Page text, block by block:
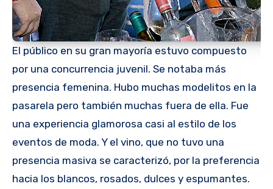
El público en su gran mayoría estuvo compuesto
por una concurrencia juvenil. Se notaba más
presencia femenina. Hubo muchas modelitos en la
pasarela pero también muchas fuera de ella. Fue
una experiencia glamorosa casi al estilo de los
eventos de moda. Y el vino, que no tuvo una
presencia masiva se caracterizó, por la preferencia
hacia los blancos, rosados, dulces y espumantes.